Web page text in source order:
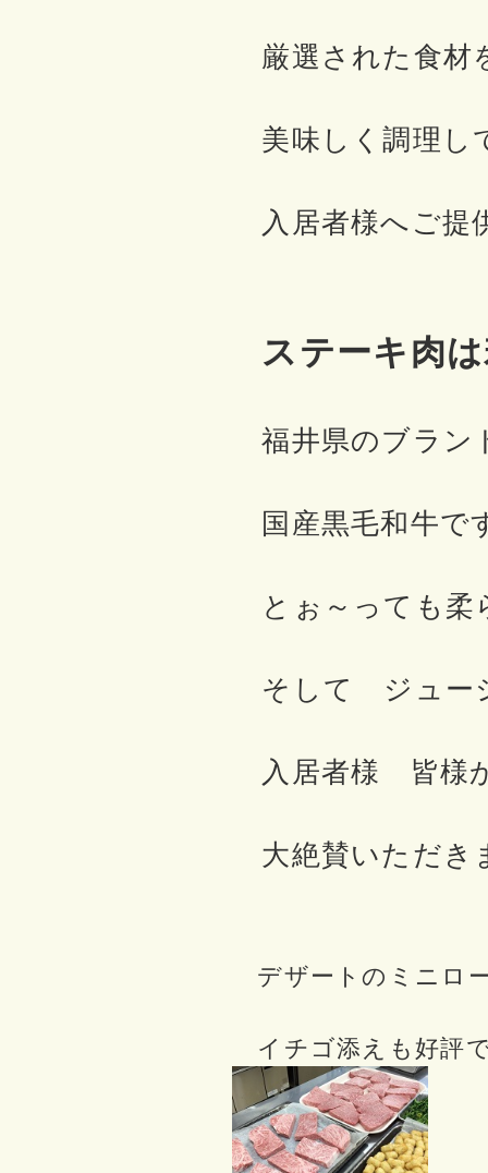
厳選された食材
美味しく調理し
入居者様へご提
ステーキ肉
福井県のブラン
国産黒毛和牛で
とぉ～っても柔
そして ジュー
入居者様 皆様
大絶賛いただき
デザートのミニロ
イチゴ添えも好評